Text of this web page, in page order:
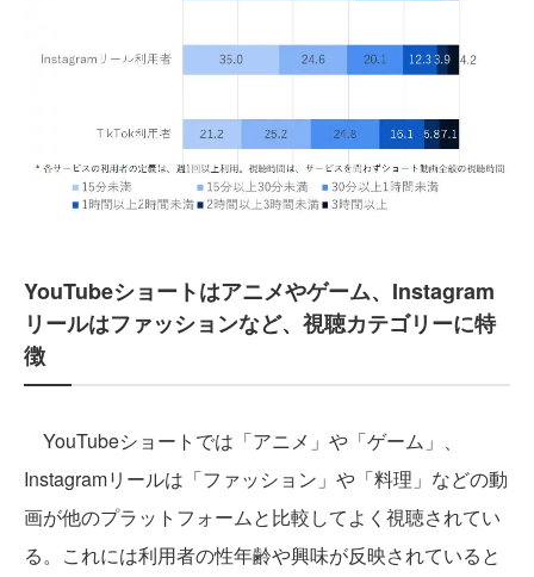
YouTubeショートはアニメやゲーム、Instagram
リールはファッションなど、視聴カテゴリーに特
徴
YouTubeショートでは「アニメ」や「ゲーム」、
Instagramリールは「ファッション」や「料理」などの動
画が他のプラットフォームと比較してよく視聴されてい
る。これには利用者の性年齢や興味が反映されていると